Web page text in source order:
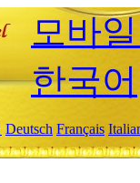
모바
한국어
Deutsch Français